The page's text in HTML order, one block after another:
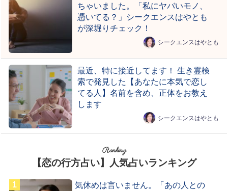
ちゃいました。「私にヤバいモノ、
憑いてる？」シークエンスはやとも
が深堀りチェック！
シークエンスはやとも
最近、特に接近してます！ 生き霊検
索で発見した【あなたに本気で恋し
てる人】名前を含め、正体をお教え
します
シークエンスはやとも
Ranking
【恋の行方占い】人気占いランキング
気休めは言いません。「あの人との